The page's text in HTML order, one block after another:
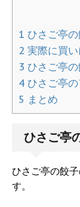
1 ひさご亭
2 実際に買い
3 ひさご亭
4 ひさご亭
5 まとめ
ひさご亭
ひさご亭の餃
す。